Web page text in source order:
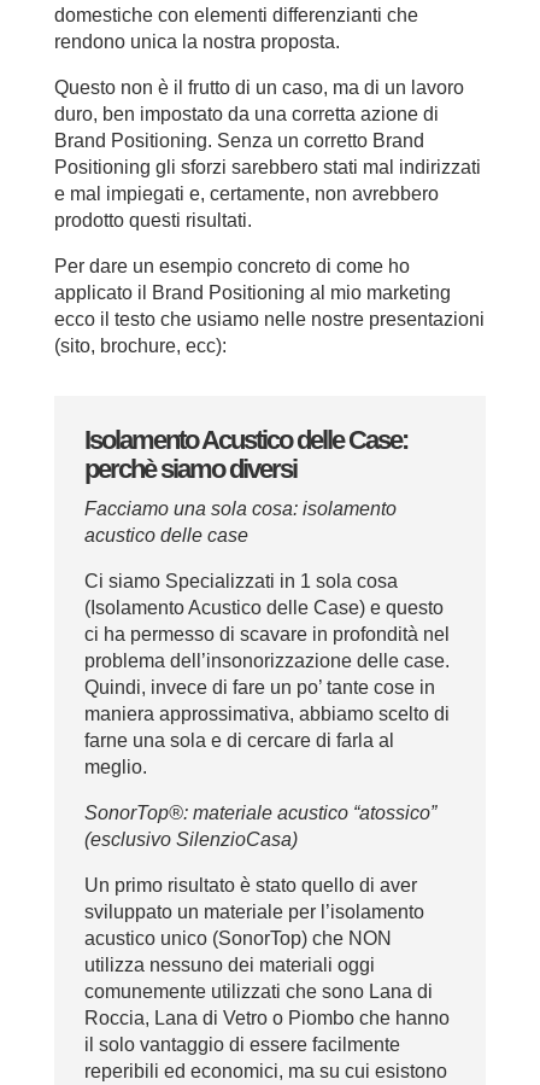
domestiche con elementi differenzianti che
rendono unica la nostra proposta.
Questo non è il frutto di un caso, ma di un lavoro
duro, ben impostato da una corretta azione di
Brand Positioning. Senza un corretto Brand
Positioning gli sforzi sarebbero stati mal indirizzati
e mal impiegati e, certamente, non avrebbero
prodotto questi risultati.
Per dare un esempio concreto di come ho
applicato il Brand Positioning al mio marketing
ecco il testo che usiamo nelle nostre presentazioni
(sito, brochure, ecc):
Isolamento Acustico delle Case:
perchè siamo diversi
Facciamo una sola cosa: isolamento
acustico delle case
Ci siamo Specializzati in 1 sola cosa
(Isolamento Acustico delle Case) e questo
ci ha permesso di scavare in profondità nel
problema dell’insonorizzazione delle case.
Quindi, invece di fare un po’ tante cose in
maniera approssimativa, abbiamo scelto di
farne una sola e di cercare di farla al
meglio.
SonorTop®: materiale acustico “atossico”
(esclusivo SilenzioCasa)
Un primo risultato è stato quello di aver
sviluppato un materiale per l’isolamento
acustico unico (SonorTop) che NON
utilizza nessuno dei materiali oggi
comunemente utilizzati che sono Lana di
Roccia, Lana di Vetro o Piombo che hanno
il solo vantaggio di essere facilmente
reperibili ed economici, ma su cui esistono